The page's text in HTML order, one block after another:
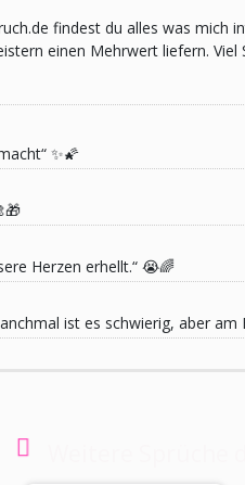
findest du alles was
einen Mehrwert liefern. Viel
✨🌠
Herzen erhellt.“ 😭🌈
ist es schwierig, aber